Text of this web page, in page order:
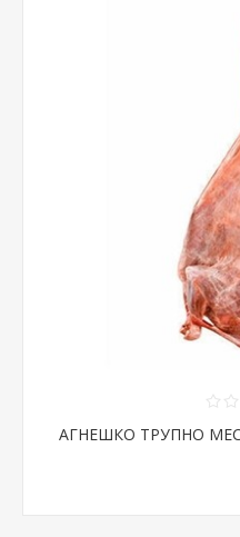
АГНЕШКО ТРУПНО